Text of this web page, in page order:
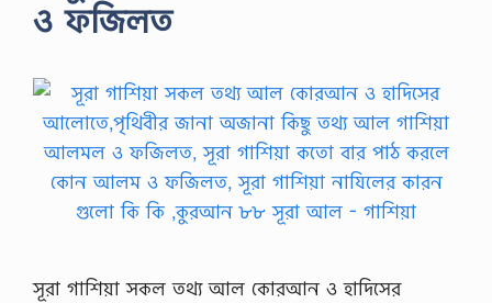
ও ফজিলত
সূরা গাশিয়া সকল তথ্য আল কোরআন ও হাদিসের